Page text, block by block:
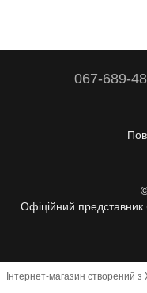
067-689-
Офіційний представник
Інтернет-магазин створений